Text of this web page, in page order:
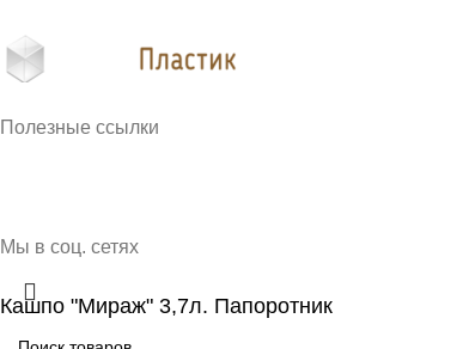
Полезные ссылки
Мы в соц. сетях
Кашпо "Мираж" 3,7л. Папоротник